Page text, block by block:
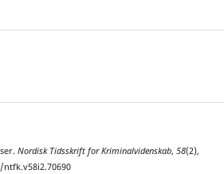
Nordisk Tidsskrift for Kriminalvidenskab, 58(2),